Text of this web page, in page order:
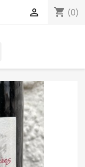
shopping_cart (0)

